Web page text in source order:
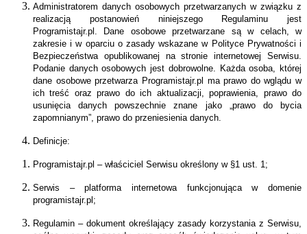
Administratorem danych osobowych przetwarzanych w związku z
realizacją postanowień niniejszego Regulaminu jest
Programistajr.pl. Dane osobowe przetwarzane są w celach, w
zakresie i w oparciu o zasady wskazane w Polityce Prywatności i
Bezpieczeństwa opublikowanej na stronie internetowej Serwisu.
Podanie danych osobowych jest dobrowolne. Każda osoba, której
dane osobowe przetwarza Programistajr.pl ma prawo do wglądu w
ich treść oraz prawo do ich aktualizacji, poprawienia, prawo do
usunięcia danych powszechnie znane jako „prawo do bycia
zapomnianym”, prawo do przeniesienia danych.
Definicje:
Programistajr.pl – właściciel Serwisu określony w §1 ust. 1;
Serwis – platforma internetowa funkcjonująca w domenie
programistajr.pl;
Regulamin – dokument określający zasady korzystania z Serwisu,